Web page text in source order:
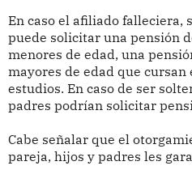
En caso el afiliado falleciera,
puede solicitar una pensión
menores de edad, una
mayores de edad que
estudios. En caso de ser
padres podrían solicitar
Cabe señalar que el
pareja, hijos y padres les